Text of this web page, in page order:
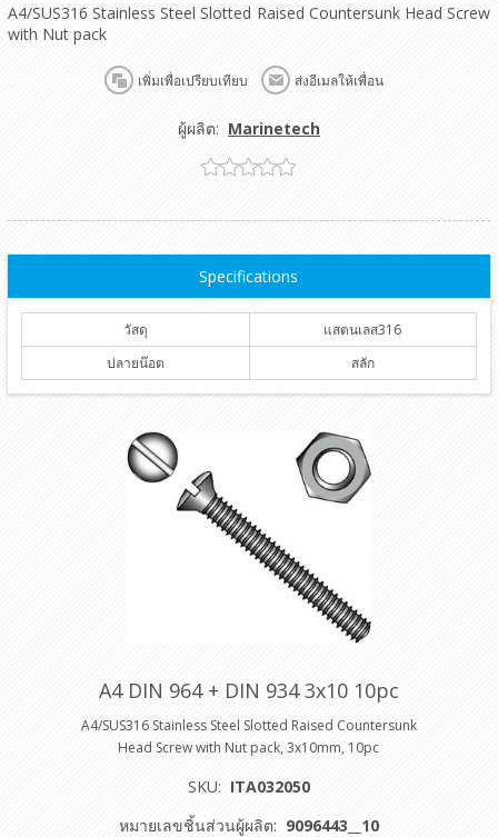
A4/SUS316 Stainless Steel Slotted Raised Countersunk Head Screw
with Nut pack
เพิ่มเพื่อเปรียบเทียบ ส่งอีเมลให้เพื่อน
ผู้ผลิต: Marinetech
Specifications
วัสดุ
แสตนเลส316
ปลายน๊อต
สลัก
A4 DIN 964 + DIN 934 3x10 10pc
A4/SUS316 Stainless Steel Slotted Raised Countersunk
Head Screw with Nut pack, 3x10mm, 10pc
SKU: ITA032050
หมายเลขชิ้นส่วนผู้ผลิต: 9096443__10